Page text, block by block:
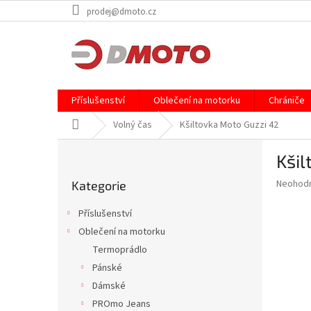
na
prodej@dmoto.cz
Příslušenství Oblečení na motorku Chrániče
Domů Volný čas Kšiltovka Moto Guzzi 42
kategorie
Kategorie
Příslušenství
Oblečení na motorku
Termoprádlo
Pánské
Dámské
PROmo Jeans